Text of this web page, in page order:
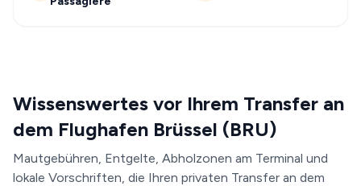
Wissenswertes vor Ihrem Transfer an
dem Flughafen Brüssel (BRU)
Mautgebühren, Entgelte, Abholzonen am Terminal und
lokale Vorschriften, die Ihren privaten Transfer an dem